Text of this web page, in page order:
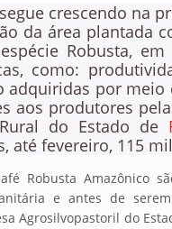
crescendo na
da área plantada
Robusta,
como:
adquiridas por meio
aos produtores
do Estado de
até fevereiro, 115
Robusta Amazônico
e antes de
Agrosilvopastoril do